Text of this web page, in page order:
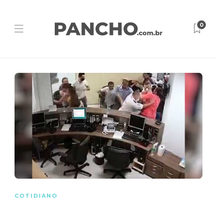
0
COTIDIANO